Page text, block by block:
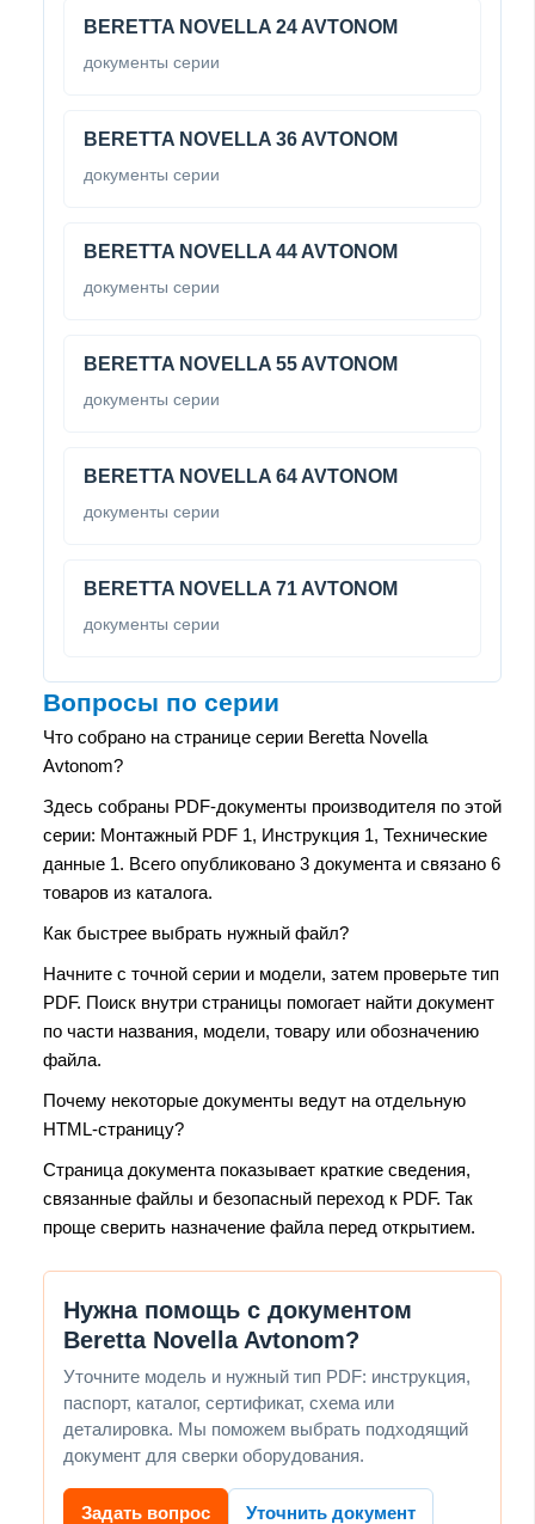
BERETTA NOVELLA 24 AVTONOM
документы серии
BERETTA NOVELLA 36 AVTONOM
документы серии
BERETTA NOVELLA 44 AVTONOM
документы серии
BERETTA NOVELLA 55 AVTONOM
документы серии
BERETTA NOVELLA 64 AVTONOM
документы серии
BERETTA NOVELLA 71 AVTONOM
документы серии
Вопросы по серии
Что собрано на странице серии Beretta Novella
Avtonom?
Здесь собраны PDF-документы производителя по этой
серии: Монтажный PDF 1, Инструкция 1, Технические
данные 1. Всего опубликовано 3 документа и связано 6
товаров из каталога.
Как быстрее выбрать нужный файл?
Начните с точной серии и модели, затем проверьте тип
PDF. Поиск внутри страницы помогает найти документ
по части названия, модели, товару или обозначению
файла.
Почему некоторые документы ведут на отдельную
HTML-страницу?
Страница документа показывает краткие сведения,
связанные файлы и безопасный переход к PDF. Так
проще сверить назначение файла перед открытием.
Нужна помощь с документом
Beretta Novella Avtonom?
Уточните модель и нужный тип PDF: инструкция,
паспорт, каталог, сертификат, схема или
деталировка. Мы поможем выбрать подходящий
документ для сверки оборудования.
Задать вопрос Уточнить документ